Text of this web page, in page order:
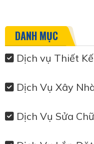
DANH MỤC
Dịch vụ Thiết
Dịch Vụ Xây
Dịch Vụ Sửa